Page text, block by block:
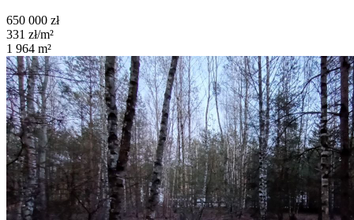
650 000 zł
331 zł/m²
1 964 m²